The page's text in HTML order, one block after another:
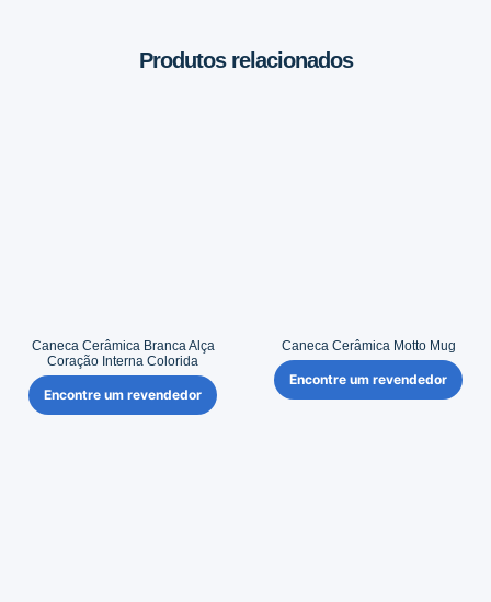
Produtos relacionados
Caneca Cerâmica Branca Alça
Coração Interna Colorida
Encontre um revendedor
Caneca Cerâmica Motto Mug
Encontre um revendedor